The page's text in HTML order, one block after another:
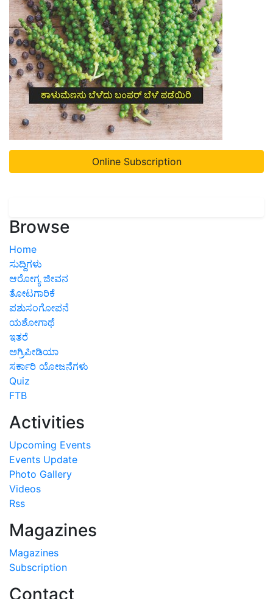
Online Subscription
Browse
Home
ಸುದ್ದಿಗಳು
ಆರೋಗ್ಯ ಜೀವನ
ತೋಟಗಾರಿಕೆ
ಪಶುಸಂಗೋಪನೆ
ಯಶೋಗಾಥೆ
ಇತರೆ
ಅಗ್ರಿಪೀಡಿಯಾ
ಸರ್ಕಾರಿ ಯೋಜನೆಗಳು
Quiz
FTB
Activities
Upcoming Events
Events Update
Photo Gallery
Videos
Rss
Magazines
Magazines
Subscription
Contact